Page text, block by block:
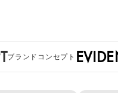
ブランドコンセプト